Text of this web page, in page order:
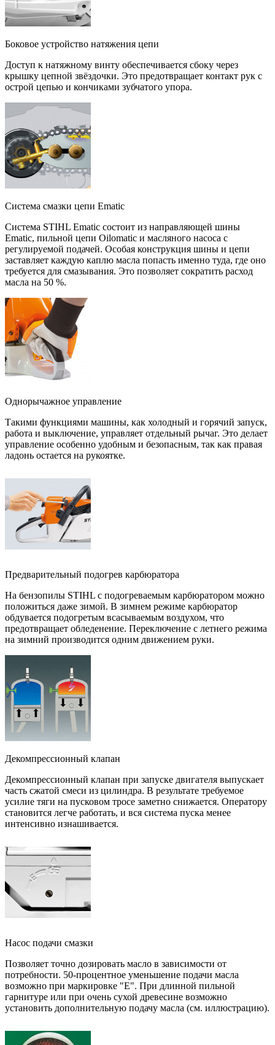
Боковое устройство натяжения цепи
Доступ к натяжному винту обеспечивается сбоку через
крышку цепной звёздочки. Это предотвращает контакт рук с
острой цепью и кончиками зубчатого упора.
Система смазки цепи Ematic
Система STIHL Ematic состоит из направляющей шины
Ematic, пильной цепи Oilomatic и масляного насоса с
регулируемой подачей. Особая конструкция шины и цепи
заставляет каждую каплю масла попасть именно туда, где оно
требуется для смазывания. Это позволяет сократить расход
масла на 50 %.
Однорычажное управление
Такими функциями машины, как холодный и горячий запуск,
работа и выключение, управляет отдельный рычаг. Это делает
управление особенно удобным и безопасным, так как правая
ладонь остается на рукоятке.
Предварительный подогрев карбюратора
На бензопилы STIHL с подогреваемым карбюратором можно
положиться даже зимой. В зимнем режиме карбюратор
обдувается подогретым всасываемым воздухом, что
предотвращает обледенение. Переключение с летнего режима
на зимний производится одним движением руки.
Декомпрессионный клапан
Декомпрессионный клапан при запуске двигателя выпускает
часть сжатой смеси из цилиндра. В результате требуемое
усилие тяги на пусковом тросе заметно снижается. Оператору
становится легче работать, и вся система пуска менее
интенсивно изнашивается.
Насос подачи смазки
Позволяет точно дозировать масло в зависимости от
потребности. 50-процентное уменьшение подачи масла
возможно при маркировке "Е". При длинной пильной
гарнитуре или при очень сухой древесине возможно
установить дополнительную подачу масла (см. иллюстрацию).